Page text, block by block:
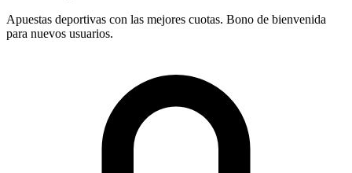
Apuestas deportivas con las mejores cuotas. Bono de bienvenida
para nuevos usuarios.